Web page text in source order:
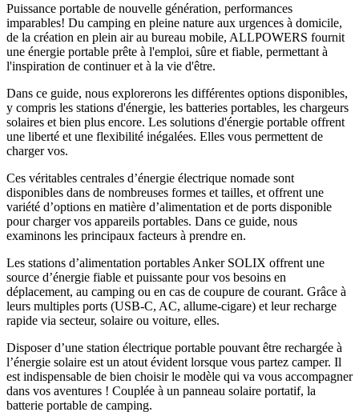
Puissance portable de nouvelle génération, performances
imparables! Du camping en pleine nature aux urgences à domicile,
de la création en plein air au bureau mobile, ALLPOWERS fournit
une énergie portable prête à l'emploi, sûre et fiable, permettant à
l'inspiration de continuer et à la vie d'être.
Dans ce guide, nous explorerons les différentes options disponibles,
y compris les stations d'énergie, les batteries portables, les chargeurs
solaires et bien plus encore. Les solutions d'énergie portable offrent
une liberté et une flexibilité inégalées. Elles vous permettent de
charger vos.
Ces véritables centrales d’énergie électrique nomade sont
disponibles dans de nombreuses formes et tailles, et offrent une
variété d’options en matière d’alimentation et de ports disponible
pour charger vos appareils portables. Dans ce guide, nous
examinons les principaux facteurs à prendre en.
Les stations d’alimentation portables Anker SOLIX offrent une
source d’énergie fiable et puissante pour vos besoins en
déplacement, au camping ou en cas de coupure de courant. Grâce à
leurs multiples ports (USB-C, AC, allume-cigare) et leur recharge
rapide via secteur, solaire ou voiture, elles.
Disposer d’une station électrique portable pouvant être rechargée à
l’énergie solaire est un atout évident lorsque vous partez camper. Il
est indispensable de bien choisir le modèle qui va vous accompagner
dans vos aventures ! Couplée à un panneau solaire portatif, la
batterie portable de camping.